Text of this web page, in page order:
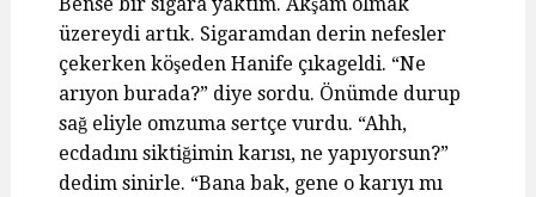
üzereydi artık. Sigaramdan derin nefesler
çekerken köşeden Hanife çıkageldi. “Ne
arıyon burada?” diye sordu. Önümde durup
sağ eliyle omzuma sertçe vurdu. “Ahh,
ecdadını siktiğimin karısı, ne yapıyorsun?”
dedim sinirle. “Bana bak, gene o karıyı mı